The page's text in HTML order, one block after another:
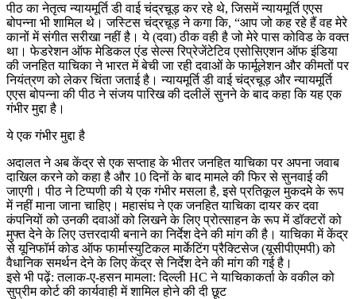
पीठ का नेतृत्व न्यायमूर्ति डी वाई चंद्रचूड़ कर रहे थे, जिसमें न्यायमूर्ति एएस
बोपन्ना भी शामिल थे। जस्टिस चंद्रचूड़ ने कगा कि, “आप जो कह रहे हैं वह मेरे
कानों में संगीत सरीखा नहीं है। ये (दवा) ठीक वही है जो मेरे पास कोविड के वक्त
था। फेडरेशन ऑफ मेडिकल एंड सेल्स रिप्रेजेंटेटिव एसोसिएशन ऑफ इंडिया
की जनहित याचिका ने भारत में बेची जा रही दवाओं के फार्मूलेशन और कीमतों पर
नियंत्रण को लेकर चिंता जताई है। न्यायमूर्ति डी वाई चंद्रचूड़ और न्यायमूर्ति
एएस बोपन्ना की पीठ ने संजय पारिख की दलीलें सुनने के बाद कहा कि यह एक
गंभीर मुद्दा है।
ये एक गंभीर मुद्दा है
अदालत ने अब केंद्र से एक सप्ताह के भीतर जनहित याचिका पर अपना जवाब
दाखिल करने को कहा है और 10 दिनों के बाद मामले की फिर से सुनवाई की
जाएगी। पीठ ने टिप्पणी की ये एक गंभीर मसला है, इसे प्रतिकूल मुकदमे के रूप
में नहीं माना जाना चाहिए। महासंघ ने एक जनहित याचिका दायर कर दवा
कंपनियों को उनकी दवाओं को लिखने के लिए प्रोत्साहन के रूप में डॉक्टरों को
मुफ्त देने के लिए उत्तरदायी बनाने का निर्देश देने की मांग की है। याचिका में केंद्र
से यूनिफॉर्म कोड ऑफ फार्मास्युटिकल मार्केटिंग प्रैक्टिसेज (यूसीपीएमपी) को
वैधानिक समर्थन देने के लिए केंद्र से निर्देश देने की मांग की गई है।
इसे भी पढ़ें: तलाक-ए-हसन मामला: दिल्ली HC ने याचिकाकर्ता के वकील को
सुप्रीम कोर्ट की कार्यवाही में शामिल होने की दी छूट